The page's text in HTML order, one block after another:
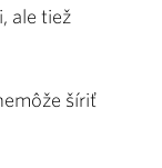
ale tiež
šíriť